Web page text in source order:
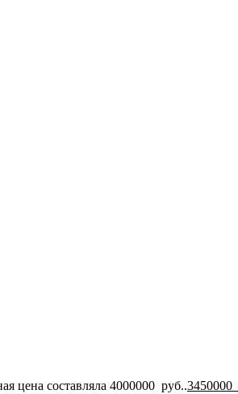
цена составляла 4000000 руб..3450000